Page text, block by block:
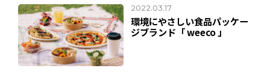
2022.03.17
環境にやさしい食品パッケー
ジブランド「 weeco 」